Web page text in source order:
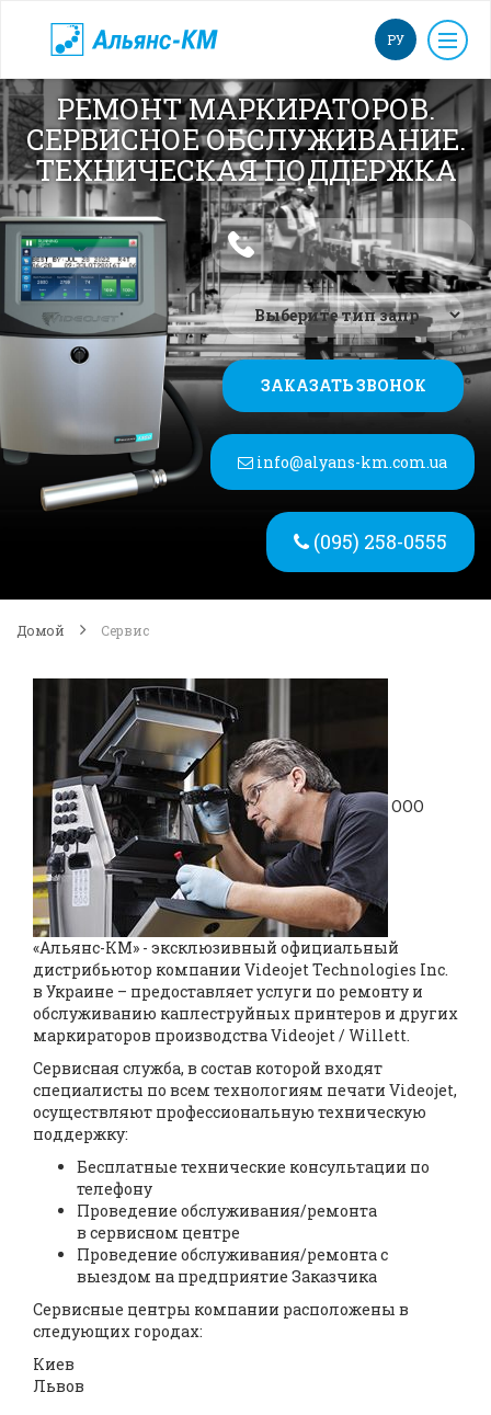
РУ
РЕМОНТ МАРКИРАТОРОВ.
СЕРВИСНОЕ ОБСЛУЖИВАНИЕ.
ТЕХНИЧЕСКАЯ ПОДДЕРЖКА
ЗАКАЗАТЬ ЗВОНОК
info@alyans-km.com.ua
(095) 258-0555
Домой Сервис
ООО
«Альянс-КМ» - эксклюзивный официальный
дистрибьютор компании Videojet Technologies Inc.
в Украине – предоставляет услуги по ремонту и
обслуживанию каплеструйных принтеров и других
маркираторов производства Videojet / Willett.
Сервисная служба, в состав которой входят
специалисты по всем технологиям печати Videojet,
осуществляют профессиональную техническую
поддержку:
Бесплатные технические консультации по
телефону
Проведение обслуживания/ремонта
в сервисном центре
Проведение обслуживания/ремонта с
выездом на предприятие Заказчика
Сервисные центры компании расположены в
следующих городах:
Киев
Львов